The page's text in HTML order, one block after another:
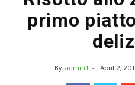
primo
By admin1 - April 2,